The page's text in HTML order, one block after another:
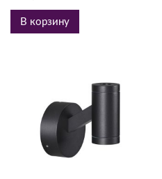
В корзину